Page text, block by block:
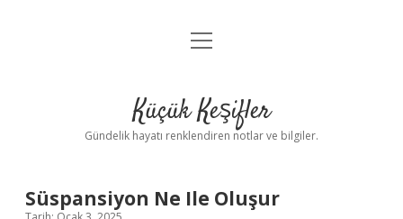
Anasayfa
Yasal Uyarı
menüyü
Küçük Keşifler
Gündelik hayatı renklendiren notlar ve bilgiler.
Süspansiyon Ne Ile Oluşur